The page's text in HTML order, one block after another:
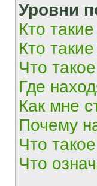
Уровни
Кто
Кто
Что
Где
Как мне
Почему
Что
Что